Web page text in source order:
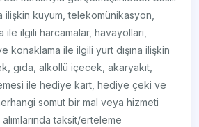
ilişkin kuyum, telekomünikasyon,
ilgili harcamalar, havayolları,
konaklama ile ilgili yurt dışına ilişkin
gıda, alkollü içecek, akaryakıt,
ile hediye kart, hediye çeki ve
somut bir mal veya hizmeti
taksit/erteleme